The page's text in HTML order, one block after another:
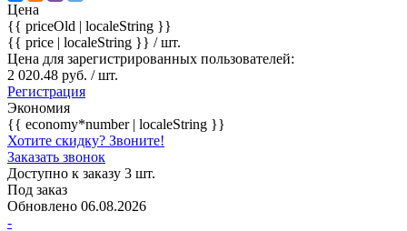
Цена
{{ priceOld | localeString }}
{{ price | localeString }} / шт.
Цена для зарегистрированных пользователей:
2 020.48 руб. / шт.
Регистрация
Экономия
{{ economy*number | localeString }}
Хотите скидку? Звоните!
Заказать звонок
Доступно к заказу 3 шт.
Под заказ
Обновлено 06.08.2026
-